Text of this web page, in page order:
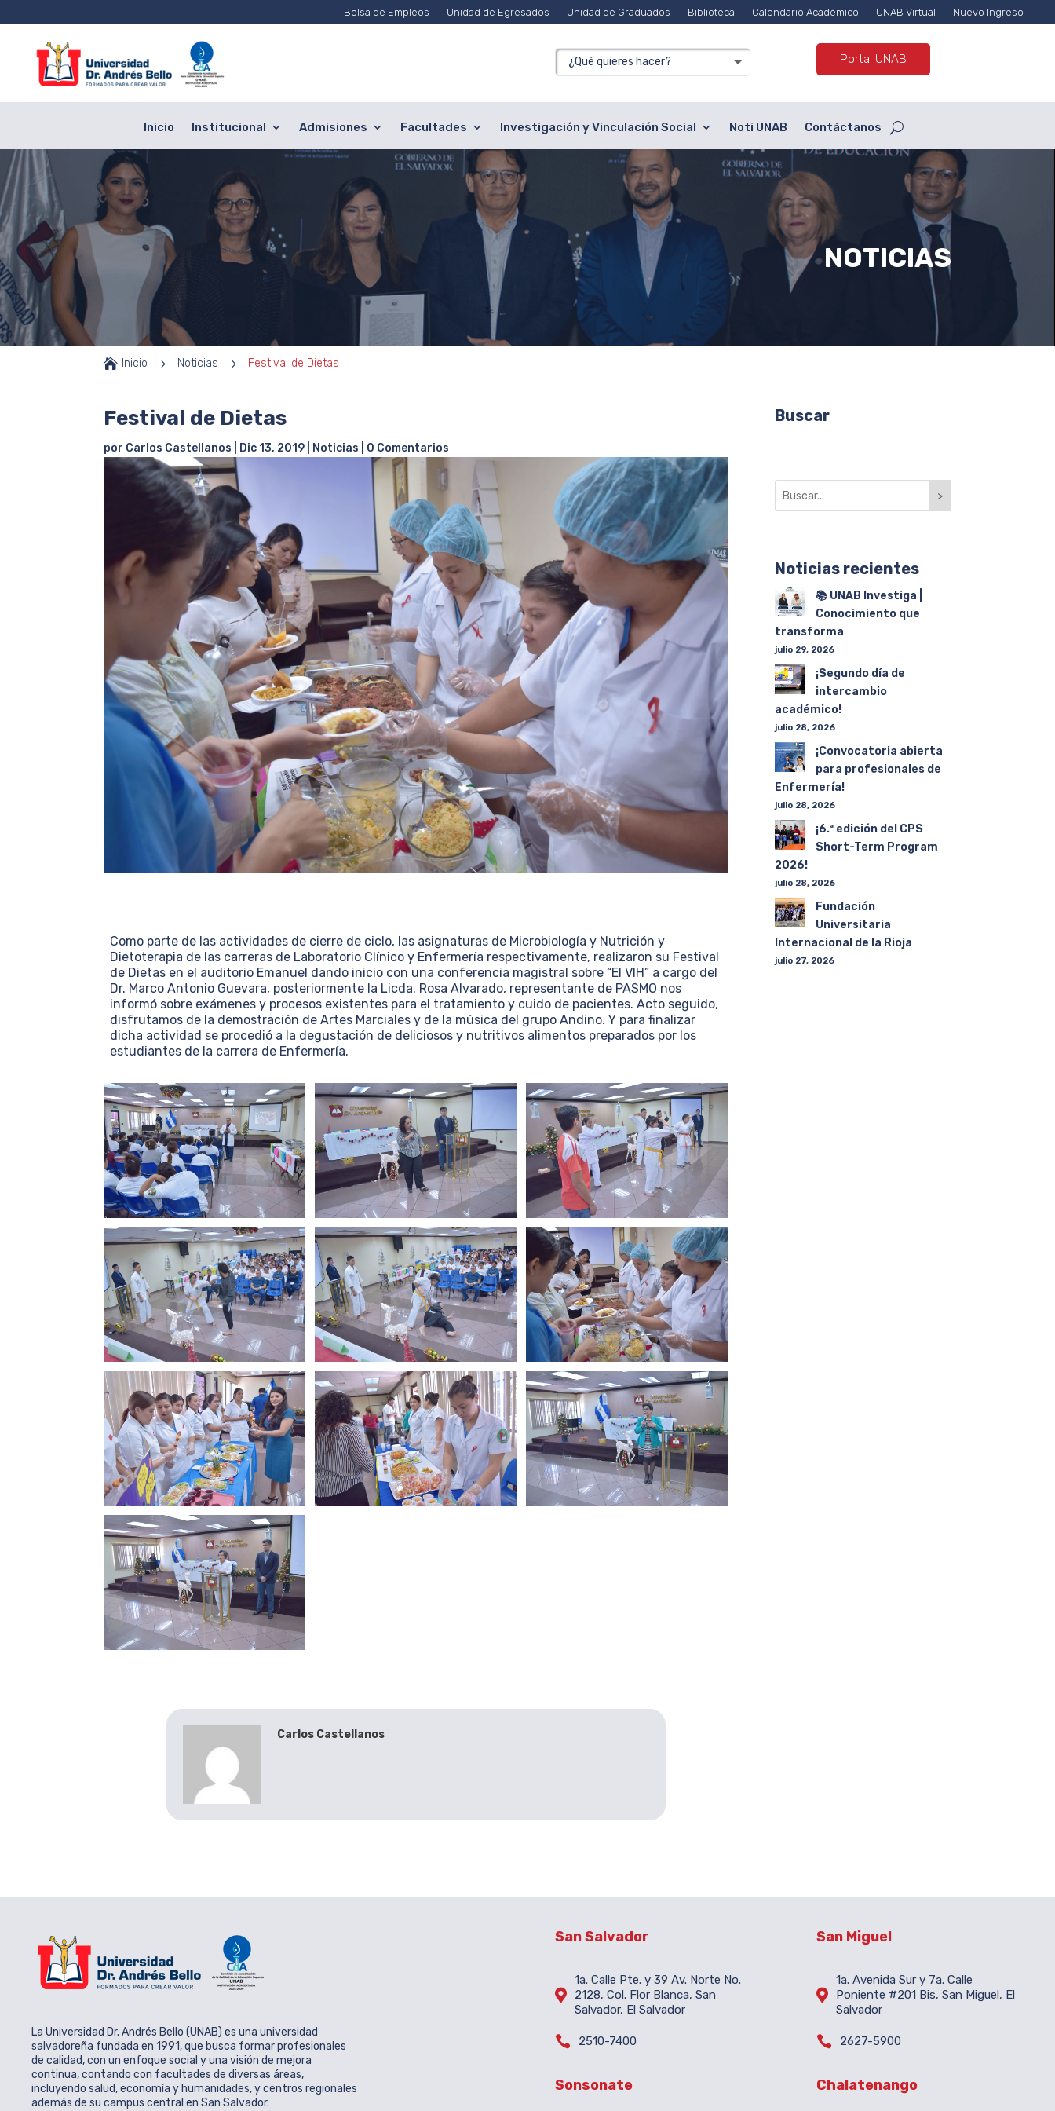
Bolsa de Empleos Unidad de Egresados Unidad de Graduados Biblioteca Calendario Académico UNAB Virtual Nuevo Ingreso
Portal UNAB
Inicio Institucional Admisiones Facultades Investigación y Vinculación Social Noti UNAB Contáctanos
NOTICIAS
 Inicio 5 Noticias 5 Festival de Dietas
Festival de Dietas
por Carlos Castellanos Dic 13, 2019 Noticias 0 Comentarios
Como parte de las actividades de cierre de ciclo, las asignaturas de Microbiología y Nutrición y
Dietoterapia de las carreras de Laboratorio Clínico y Enfermería respectivamente, realizaron su Festival
de Dietas en el auditorio Emanuel dando inicio con una conferencia magistral sobre “El VIH” a cargo del
Dr. Marco Antonio Guevara, posteriormente la Licda. Rosa Alvarado, representante de PASMO nos
informó sobre exámenes y procesos existentes para el tratamiento y cuido de pacientes. Acto seguido,
disfrutamos de la demostración de Artes Marciales y de la música del grupo Andino. Y para finalizar
dicha actividad se procedió a la degustación de deliciosos y nutritivos alimentos preparados por los
estudiantes de la carrera de Enfermería.
Carlos Castellanos
Buscar
>
Noticias recientes
📚 UNAB Investiga |
Conocimiento que
transforma
julio 29, 2026
¡Segundo día de
intercambio
académico!
julio 28, 2026
¡Convocatoria abierta
para profesionales de
Enfermería!
julio 28, 2026
¡6.ª edición del CPS
Short-Term Program
2026!
julio 28, 2026
Fundación
Universitaria
Internacional de la Rioja
julio 27, 2026
La Universidad Dr. Andrés Bello (UNAB) es una universidad
salvadoreña fundada en 1991, que busca formar profesionales
de calidad, con un enfoque social y una visión de mejora
continua, contando con facultades de diversas áreas,
incluyendo salud, economía y humanidades, y centros regionales
además de su campus central en San Salvador.
San Salvador

1a. Calle Pte. y 39 Av. Norte No.
2128, Col. Flor Blanca, San
Salvador, El Salvador
 2510-7400
Sonsonate
San Miguel

1a. Avenida Sur y 7a. Calle
Poniente #201 Bis, San Miguel, El
Salvador
 2627-5900
Chalatenango